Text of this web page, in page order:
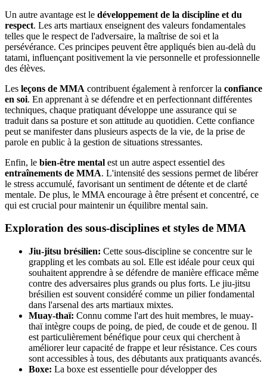
Un autre avantage est le développement de la discipline et du
respect. Les arts martiaux enseignent des valeurs fondamentales
telles que le respect de l'adversaire, la maîtrise de soi et la
persévérance. Ces principes peuvent être appliqués bien au-delà du
tatami, influençant positivement la vie personnelle et professionnelle
des élèves.
Les leçons de MMA contribuent également à renforcer la confiance
en soi. En apprenant à se défendre et en perfectionnant différentes
techniques, chaque pratiquant développe une assurance qui se
traduit dans sa posture et son attitude au quotidien. Cette confiance
peut se manifester dans plusieurs aspects de la vie, de la prise de
parole en public à la gestion de situations stressantes.
Enfin, le bien-être mental est un autre aspect essentiel des
entraînements de MMA. L'intensité des sessions permet de libérer
le stress accumulé, favorisant un sentiment de détente et de clarté
mentale. De plus, le MMA encourage à être présent et concentré, ce
qui est crucial pour maintenir un équilibre mental sain.
Exploration des sous-disciplines et styles de MMA
Jiu-jitsu brésilien: Cette sous-discipline se concentre sur le
grappling et les combats au sol. Elle est idéale pour ceux qui
souhaitent apprendre à se défendre de manière efficace même
contre des adversaires plus grands ou plus forts. Le jiu-jitsu
brésilien est souvent considéré comme un pilier fondamental
dans l'arsenal des arts martiaux mixtes.
Muay-thaï: Connu comme l'art des huit membres, le muay-
thaï intègre coups de poing, de pied, de coude et de genou. Il
est particulièrement bénéfique pour ceux qui cherchent à
améliorer leur capacité de frappe et leur résistance. Ces cours
sont accessibles à tous, des débutants aux pratiquants avancés.
Boxe: La boxe est essentielle pour développer des